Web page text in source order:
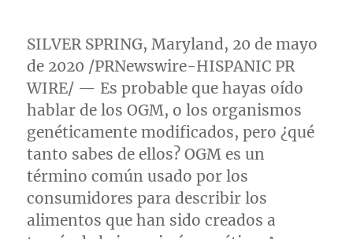
SILVER SPRING, Maryland, 20 de mayo
de 2020 /PRNewswire-HISPANIC PR
WIRE/ — Es probable que hayas oído
hablar de los OGM, o los organismos
genéticamente modificados, pero ¿qué
tanto sabes de ellos? OGM es un
término común usado por los
consumidores para describir los
alimentos que han sido creados a